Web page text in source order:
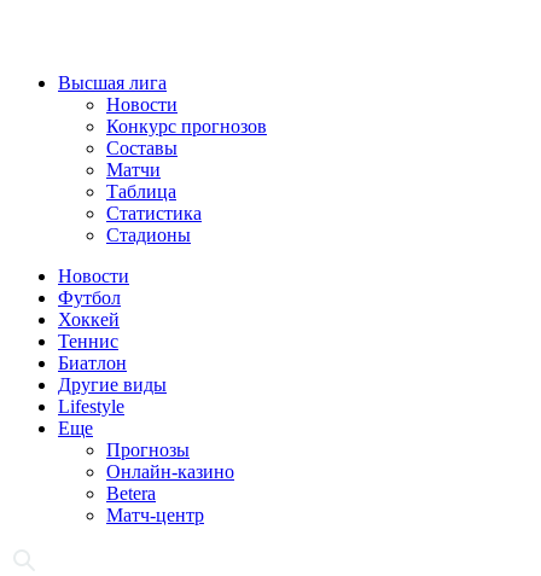
Высшая лига
Новости
Конкурс прогнозов
Составы
Матчи
Таблица
Статистика
Стадионы
Новости
Футбол
Хоккей
Теннис
Биатлон
Другие виды
Lifestyle
Еще
Прогнозы
Онлайн-казино
Betera
Матч-центр